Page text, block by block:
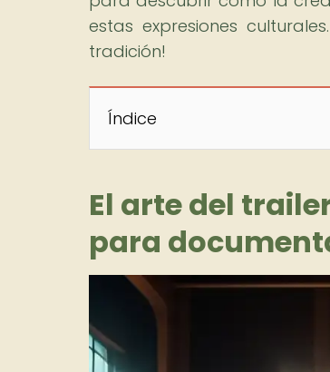
estas expresiones
tradición!
Índice
El arte del
para